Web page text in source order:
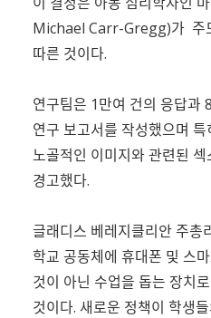
Michael Carr-Gregg)가 주
따른 것이다.
연구팀은 1만여 건의 응답과
연구 보고서를 작성했으며
노골적인 이미지와 관련된
경고했다.
글래디스 베레지클리안 주총
학교 공동체에 휴대폰 및 스
것이 아닌 수업을 돕는 장치
것이다. 새로운 정책이 학생